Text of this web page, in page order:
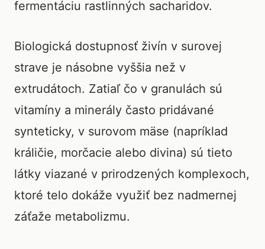
fermentáciu rastlinných sacharidov.
Biologická dostupnosť živín v surovej
strave je násobne vyššia než v
extrudátoch. Zatiaľ čo v granulách sú
vitamíny a minerály často pridávané
synteticky, v surovom mäse (napríklad
králičie, morčacie alebo divina) sú tieto
látky viazané v prirodzených komplexoch,
ktoré telo dokáže využiť bez nadmernej
záťaže metabolizmu.